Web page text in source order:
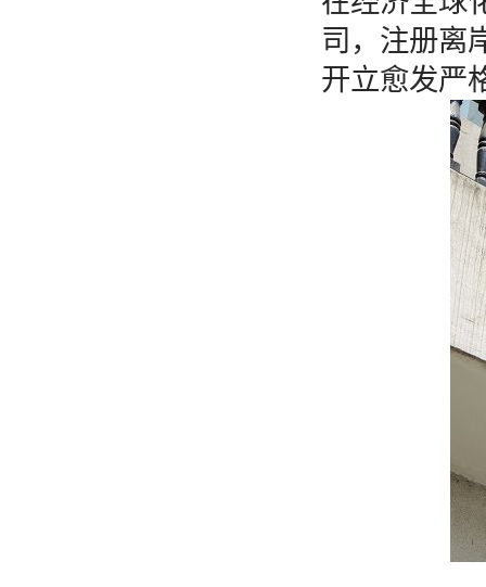
司，注册离
开立愈发严